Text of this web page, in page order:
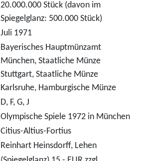
20.000.000 Stück (davon im
Spiegelglanz: 500.000 Stück)
Juli 1971
Bayerisches Hauptmünzamt
München, Staatliche Münze
Stuttgart, Staatliche Münze
Karlsruhe, Hamburgische Münze
D, F, G, J
Olympische Spiele 1972 in München
Citius-Altius-Fortius
Reinhart Heinsdorff, Lehen